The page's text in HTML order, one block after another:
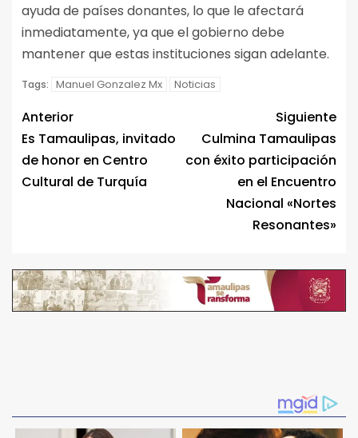
ayuda de países donantes, lo que le afectará
inmediatamente, ya que el gobierno debe
mantener que estas instituciones sigan adelante.
Tags: Manuel Gonzalez Mx Noticias
Anterior
Es Tamaulipas, invitado
de honor en Centro
Cultural de Turquía
Siguiente
Culmina Tamaulipas
con éxito participación
en el Encuentro
Nacional «Nortes
Resonantes»